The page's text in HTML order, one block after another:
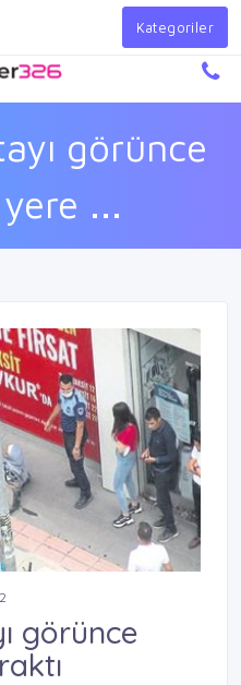
Giriş Yap
görünce
yere ...
Kategoriler
görünce